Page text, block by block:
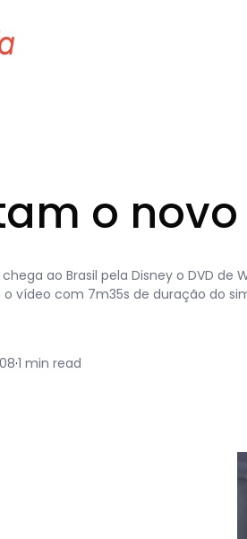
o
ao Brasil pela Disney o DVD
vídeo com 7m35s de duração do
·1 min read